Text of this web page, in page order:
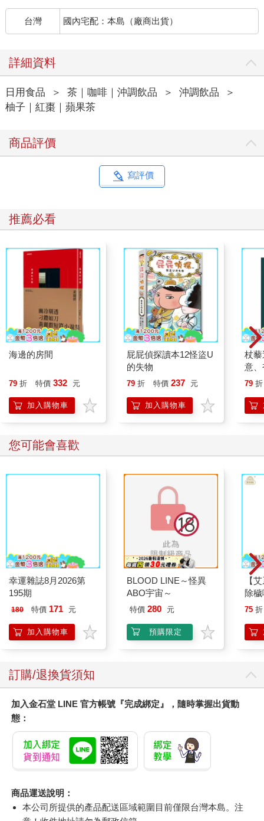
台灣 國內宅配：本島（廠商出貨）
詳細資料
日用食品 ＞ 茶｜咖啡｜沖調飲品 ＞ 沖調飲品
＞
柚子｜紅棗｜蘋果茶
商品評價
寫評價
推薦必看
海邊的房間
79 折 特價 332 元
加入購物車
屁屁偵探讀本12怪盜U
的失物
79 折 特價 237 元
加入購物車
杖
意
恭
79 折
您可能會喜歡
180 特價 171 元
加入購物車
BLOOD LINE～怪異
ABO宇宙～
特價 280 元
預購限定
【
除
平安
另
75 折
訂購/退換貨須知
加入金石堂 LINE 官方帳號『完成綁定』，隨時掌握出貨動
態：
商品運送說明：
本公司所提供的產品配送區域範圍目前僅限台灣本島。注